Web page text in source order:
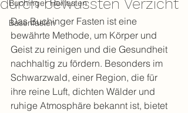
Buchinger Heilfasten
Basenfasten
durch bewussten Verzicht
Das Buchinger Fasten ist eine
bewährte Methode, um Körper und
Geist zu reinigen und die Gesundheit
nachhaltig zu fördern. Besonders im
Schwarzwald, einer Region, die für
ihre reine Luft, dichten Wälder und
ruhige Atmosphäre bekannt ist, bietet